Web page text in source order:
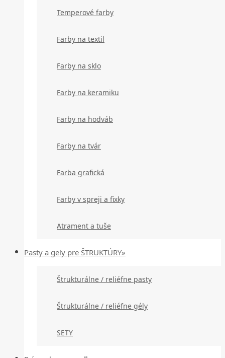
Temperové farby
Farby na textil
Farby na sklo
Farby na keramiku
Farby na hodváb
Farby na tvár
Farba grafická
Farby v spreji a fixky
Atrament a tuše
Pasty a gely pre ŠTRUKTÚRY»
Štrukturálne / reliéfne pasty
Štrukturálne / reliéfne gély
SETY